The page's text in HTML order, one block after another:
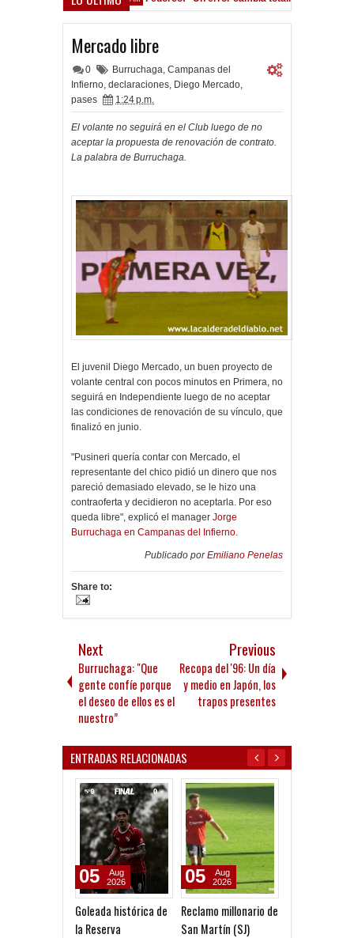
Mercado libre
0 Burruchaga, Campanas del
Infierno, declaraciones, Diego Mercado,
pases
1:24 p.m.
El volante no seguirá en el Club luego de no
aceptar la propuesta de renovación de contrato.
La palabra de Burruchaga.
El juvenil Diego Mercado, un buen proyecto de
volante central con pocos minutos en Primera, no
seguirá en Independiente luego de no aceptar
las condiciones de renovación de su vínculo, que
finalizó en junio.
"Pusineri quería contar con Mercado, el
representante del chico pidió un dinero que nos
pareció demasiado elevado, se le hizo una
contraoferta y decidieron no aceptarla. Por eso
queda libre", explicó el manager Jorge
Burruchaga en Campanas del Infierno.
Publicado porEmiliano Penelas
Share to:
Next
Burruchaga: "Que
gente confíe porque
el deseo de ellos es el
nuestro”
Previous
Recopa del '96: Un día
y medio en Japón, los
trapos presentes
ENTRADAS RELACIONADAS
Goleada histórica de
la Reserva
05
Aug
2026
Reclamo millonario de
San Martín (SJ)
05
Aug
2026